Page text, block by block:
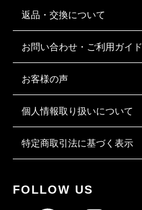
返品・交換について
お問い合わせ・ご利用ガイド
お客様の声
個人情報取り扱いについて
特定商取引法に基づく表示
FOLLOW US